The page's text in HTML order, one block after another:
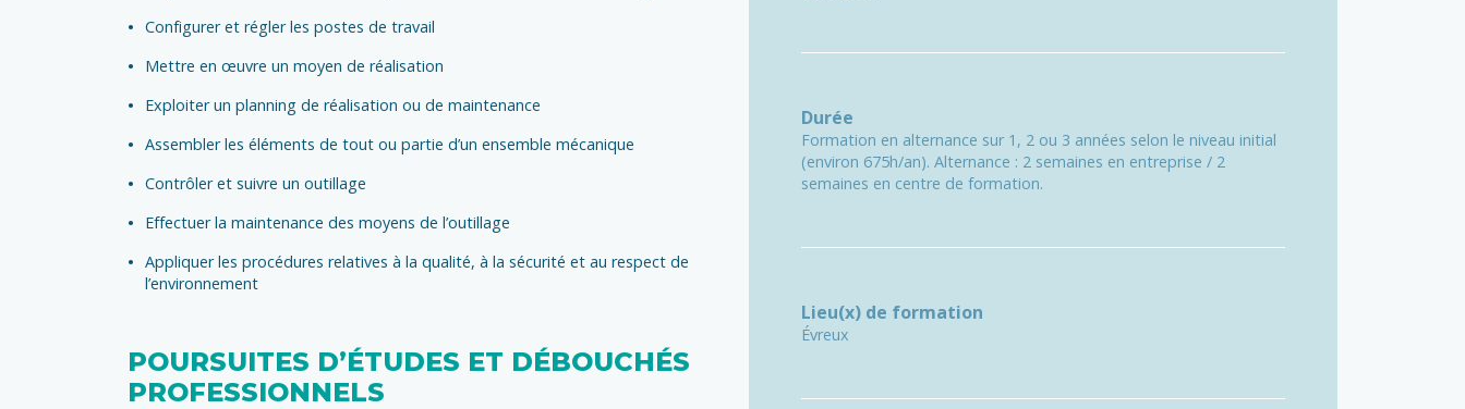
Configurer et régler les postes de travail
Mettre en œuvre un moyen de réalisation
Exploiter un planning de réalisation ou de maintenance
Assembler les éléments de tout ou partie d’un ensemble mécanique
Contrôler et suivre un outillage
Effectuer la maintenance des moyens de l’outillage
Appliquer les procédures relatives à la qualité, à la sécurité et au respect de
l’environnement
POURSUITES D’ÉTUDES ET DÉBOUCHÉS
PROFESSIONNELS
Durée
Formation en alternance sur 1, 2 ou 3 années selon le niveau initial
(environ 675h/an). Alternance : 2 semaines en entreprise / 2
semaines en centre de formation.
Lieu(x) de formation
Évreux